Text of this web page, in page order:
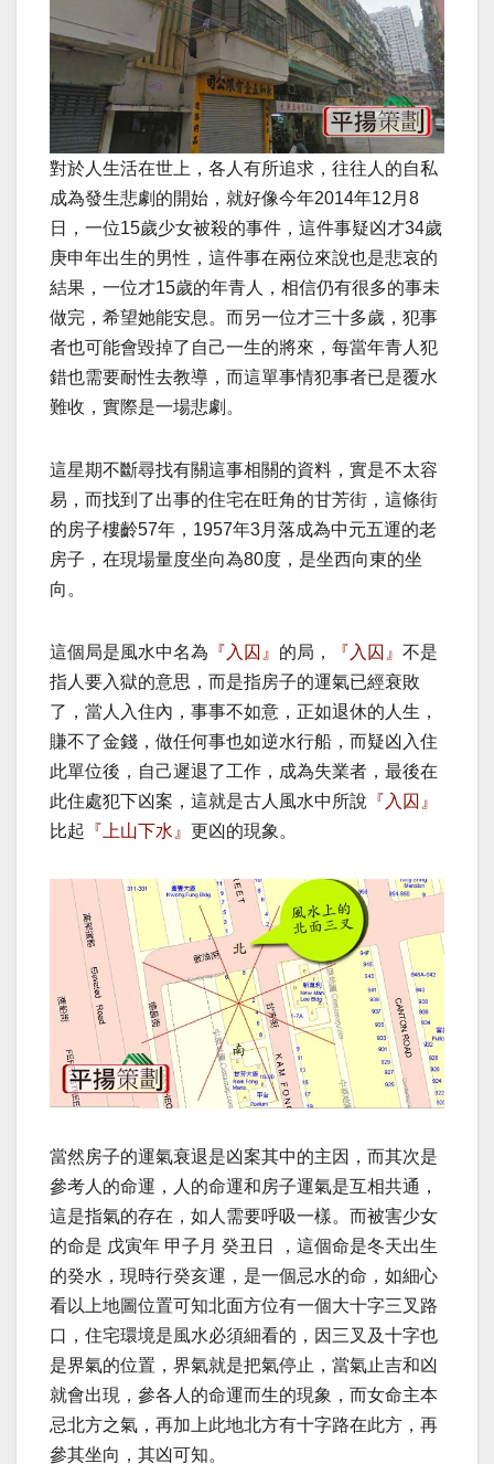
對於人生活在世上，各人有所追求，往往人的自私
成為發生悲劇的開始，就好像今年2014年12月8
日，一位15歲少女被殺的事件，這件事疑凶才34歲
庚申年出生的男性，這件事在兩位來說也是悲哀的
結果，一位才15歲的年青人，相信仍有很多的事未
做完，希望她能安息。而另一位才三十多歲，犯事
者也可能會毀掉了自己一生的將來，每當年青人犯
錯也需要耐性去教導，而這單事情犯事者已是覆水
難收，實際是一場悲劇。
這星期不斷尋找有關這事相關的資料，實是不太容
易，而找到了出事的住宅在旺角的甘芳街，這條街
的房子樓齡57年，1957年3月落成為中元五運的老
房子，在現場量度坐向為80度，是坐西向東的坐
向。
這個局是風水中名為 『入囚』 的局， 『入囚』 不是
指人要入獄的意思，而是指房子的運氣已經衰敗
了，當人入住內，事事不如意，正如退休的人生，
賺不了金錢，做任何事也如逆水行船，而疑凶入住
此單位後，自己遲退了工作，成為失業者，最後在
此住處犯下凶案，這就是古人風水中所說 『入囚』
比起 『上山下水』 更凶的現象。
當然房子的運氣衰退是凶案其中的主因，而其次是
參考人的命運，人的命運和房子運氣是互相共通，
這是指氣的存在，如人需要呼吸一樣。而被害少女
的命是 戊寅年 甲子月 癸丑日 ，這個命是冬天出生
的癸水，現時行癸亥運，是一個忌水的命，如細心
看以上地圖位置可知北面方位有一個大十字三叉路
口，住宅環境是風水必須細看的，因三叉及十字也
是界氣的位置，界氣就是把氣停止，當氣止吉和凶
就會出現，參各人的命運而生的現象，而女命主本
忌北方之氣，再加上此地北方有十字路在此方，再
參其坐向，其凶可知。